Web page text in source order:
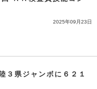
2025年09月23日
３県ジャンボに６２１